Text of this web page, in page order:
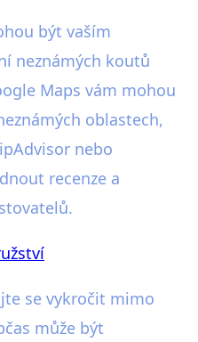
být vaším
neznámých koutů
Maps vám mohou
oblastech,
nebo
recenze a
se vykročit mimo
může být